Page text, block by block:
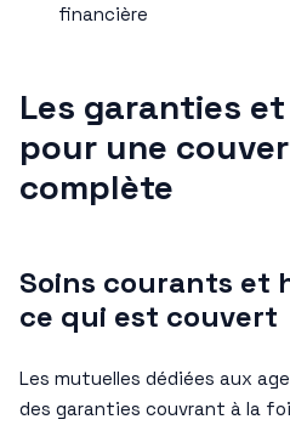
financière
Les garanties
pour une
complète
Soins courants et
ce qui est couvert
Les mutuelles dédiées aux
des garanties couvrant à la